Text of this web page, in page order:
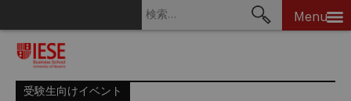
Menu
受験生向けイベント